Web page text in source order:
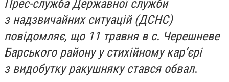
Прес-служба Державної служби
з надзвичайних ситуацій (ДСНС)
повідомляє, що 11 травня в с. Черешневе
Барського району у стихійному кар’єрі
з видобутку ракушняку стався обвал.